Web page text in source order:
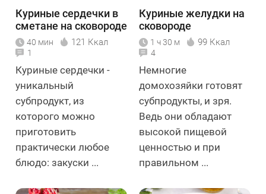
Куриные сердечки в
сметане на сковороде
40 мин 121 Ккал
1
Куриные сердечки -
уникальный
субпродукт, из
которого можно
приготовить
практически любое
блюдо: закуски ...
Куриные желудки на
сковороде
1 ч 30 м 99 Ккал
4
Немногие
домохозяйки готовят
субпродукты, и зря.
Ведь они обладают
высокой пищевой
ценностью и при
правильном ...